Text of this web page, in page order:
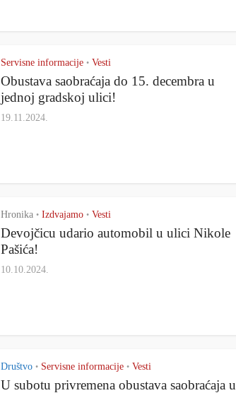
Servisne informacije • Vesti
Obustava saobraćaja do 15. decembra u
jednoj gradskoj ulici!
19.11.2024.
Hronika • Izdvajamo • Vesti
Devojčicu udario automobil u ulici Nikole
Pašića!
10.10.2024.
Društvo • Servisne informacije • Vesti
U subotu privremena obustava saobraćaja u